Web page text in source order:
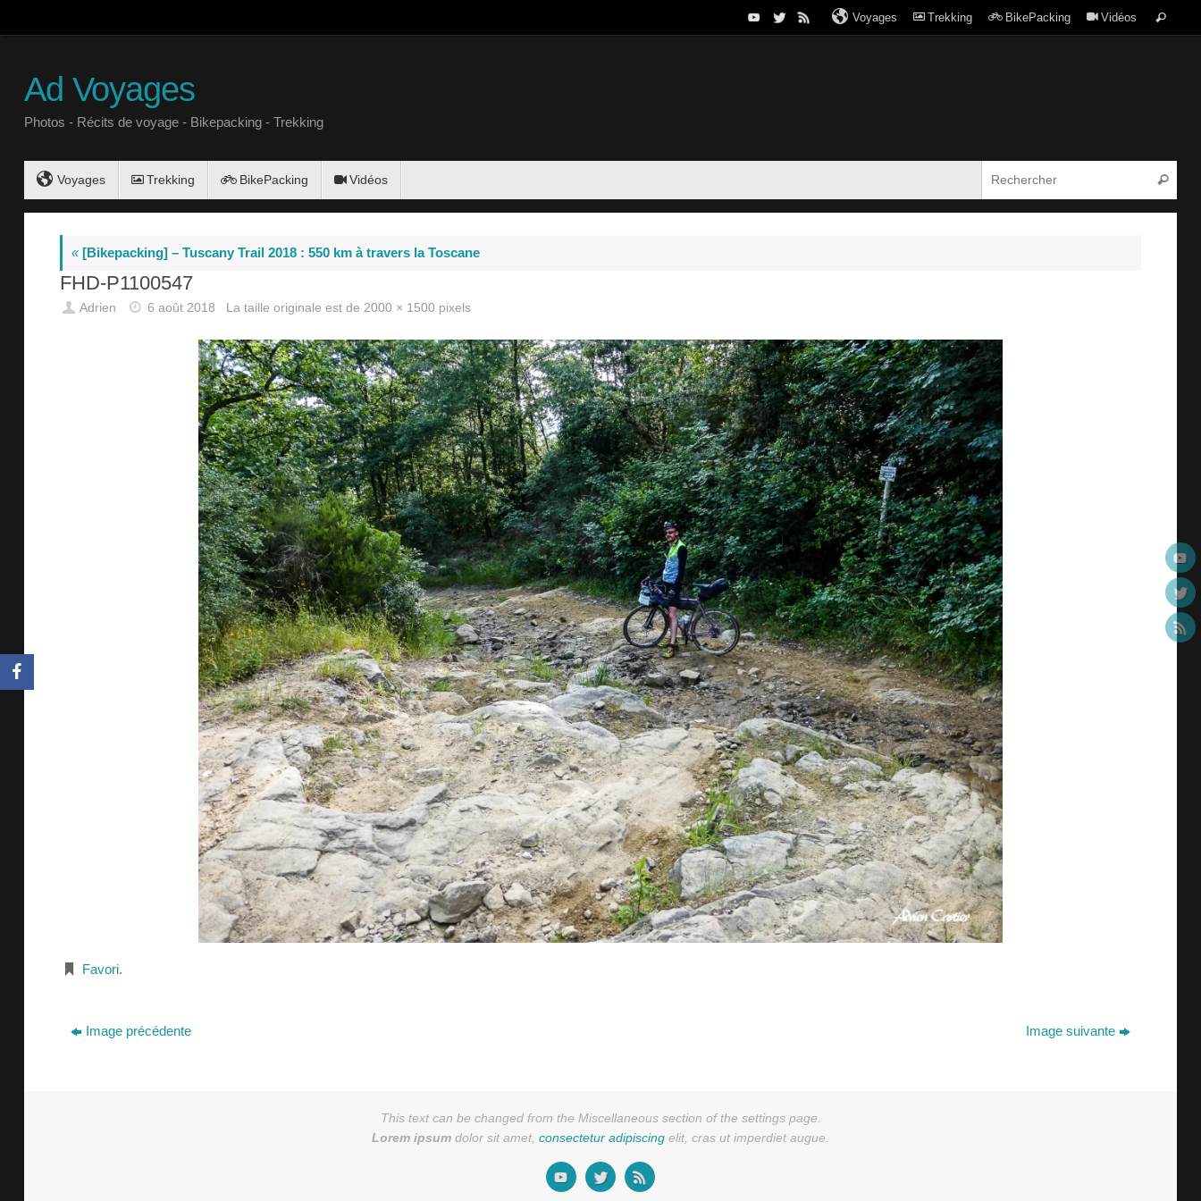
Voyages Trekking BikePacking Vidéos
Ad Voyages
Photos - Récits de voyage - Bikepacking - Trekking
Voyages Trekking BikePacking Vidéos
«[Bikepacking] – Tuscany Trail 2018 : 550 km à travers la Toscane
FHD-P1100547
Adrien 6 août 2018 La taille originale est de2000 × 1500 pixels
Favori.
Image précédente Image suivante
This text can be changed from the Miscellaneous section of the settings page.
Lorem ipsum dolor sit amet, consectetur adipiscing elit, cras ut imperdiet augue.